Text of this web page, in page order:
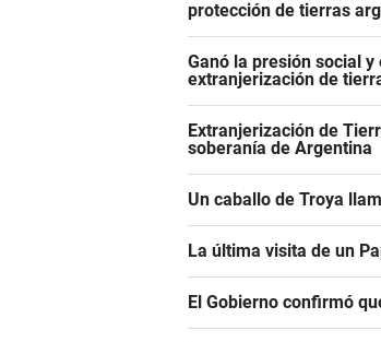
protección de tierras
Ganó la presión social
extranjerización de
Extranjerización de
soberanía de Argentina
Un caballo de Troya
La última visita de un
El Gobierno confirmó